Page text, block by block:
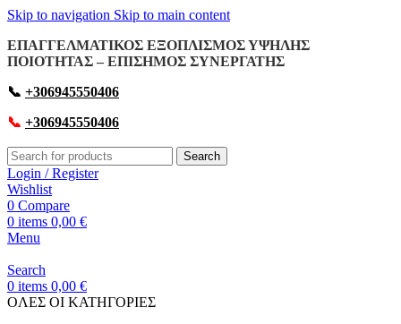
Skip to navigation Skip to main content
ΕΠΑΓΓΕΛΜΑΤΙΚΟΣ ΕΞΟΠΛΙΣΜΟΣ ΥΨΗΛΗΣ
ΠΟΙΟΤΗΤΑΣ – ΕΠΙΣΗΜΟΣ ΣΥΝΕΡΓΑΤΗΣ
📞 +306945550406
📞 +306945550406
Search
Login / Register
Wishlist
0 Compare
0 items 0,00 €
Menu
Search
0 items 0,00 €
OΛΕΣ ΟΙ ΚΑΤΗΓΟΡΙΕΣ